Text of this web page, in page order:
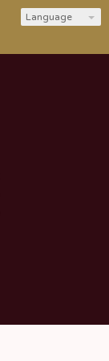
Language